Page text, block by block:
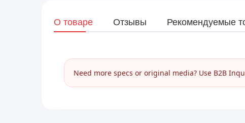
О товаре Отзывы Рекомендуемые
Need more specs or original media? Use B2B